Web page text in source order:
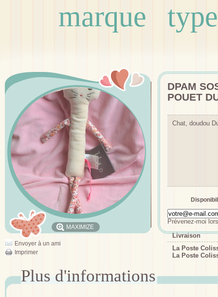
marque type
MAXIMIZE
Envoyer à un ami
Imprimer
DPAM
POUET
Chat, doudou
Prévenez-moi
Livraison
La Poste
La Poste